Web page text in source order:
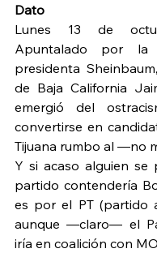
Dato
Lunes 13 de
Apuntalado por
presidenta
de Baja California
emergió del
convertirse en
Tijuana rumbo al —no
Y si acaso alguien se
partido contendería
es por el PT (partido
aunque —claro— el
iría en coalición con